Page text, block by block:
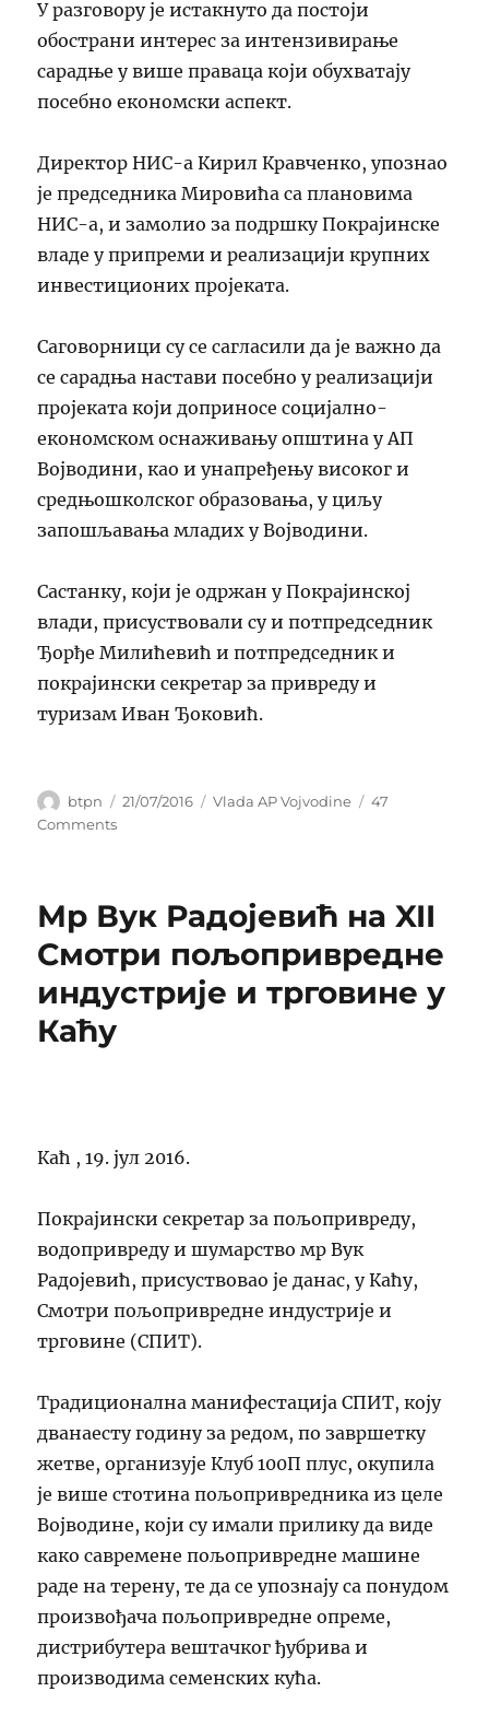
У разговору је истакнуто да постоји
обострани интерес за интензивирање
сарадње у више праваца који обухватају
посебно економски аспект.
Директор НИС-а Кирил Кравченко, упознао
је председника Мировића са плановима
НИС-а, и замолио за подршку Покрајинске
владе у припреми и реализацији крупних
инвестиционих пројеката.
Саговорници су се сагласили да је важно да
се сарадња настави посебно у реализацији
пројеката који доприносе социјално-
економском оснаживању општина у АП
Војводини, као и унапређењу високог и
средњошколског образовања, у циљу
запошљавања младих у Војводини.
Састанку, који је одржан у Покрајинској
влади, присуствовали су и потпредседник
Ђорђе Милићевић и потпредседник и
покрајински секретар за привреду и
туризам Иван Ђоковић.
Author
btpn
Posted
21/07/2016 Categories
Vlada AP Vojvodine
47
Commentson
Игор
Мировић
примио
делегацију
НИС-
а
Мр Вук Радојевић на XII
Смотри пољопривредне
индустрије и трговине у
Каћу
Каћ ,19. јул 2016.
Покрајински секретар за пољопривреду,
водопривреду и шумарство мр Вук
Радојевић, присуствовао је данас, у Каћу,
Смотри пољопривредне индустрије и
трговине (СПИТ).
Традиционална манифестација СПИТ, коју
дванаесту годину за редом, по завршетку
жетве, организује Клуб 100П плус, окупила
је више стотина пољопривредника из целе
Војводине, који су имали прилику да виде
како савремене пољопривредне машине
раде на терену, те да се упознају са понудом
произвођача пољопривредне опреме,
дистрибутера вештачког ђубрива и
производима семенских кућа.